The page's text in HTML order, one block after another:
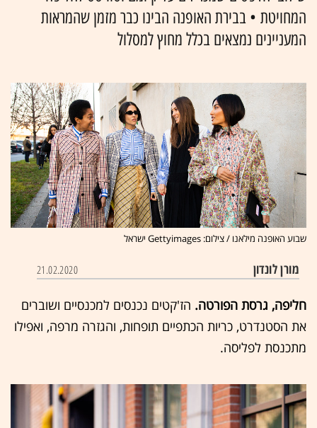
המחויטת • בבירת האופנה הבינו כבר מזמן שהמראות
המעניינים נמצאים בכלל מחוץ למסלול
שבוע האופנה מילאנו / צילום: Gettyimages ישראל
מורן לונדון 21.02.2020
חליפה, גרסת הפורטה. הז'קטים נכנסים למכנסיים ושוברים
את הסטנדרט, כריות הכתפיים תופחות, והגזרה מרפה, ואפילו
מתכנסת לפליסה.